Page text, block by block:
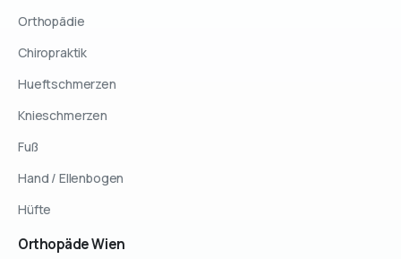
Orthopädie
Chiropraktik
Hueftschmerzen
Knieschmerzen
Fuß
Hand / Ellenbogen
Hüfte
OrthopädeWien